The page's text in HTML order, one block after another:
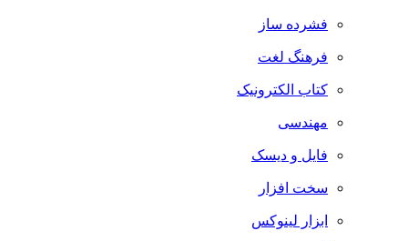
فشرده ساز
فرهنگ لغت
کتاب الکترونیک
مهندسی
فایل و دیسک
سخت افزار
ابزار لینوکس